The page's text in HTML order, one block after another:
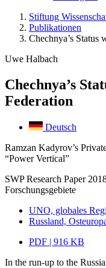
Stiftung
Publikationen
Chechnya’s Status
Uwe Halbach
Chechnya’s
Federation
Deutsch
Ramzan Kadyrov’s
“Power Vertical”
SWP Research Paper
Forschungsgebiete
UNO, globales
Russland,
PDF | 916 KB
In the run-up to the